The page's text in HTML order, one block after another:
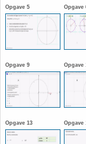
Opgave 5 Opgave
Opgave 9 Opgave
Opgave 13 Opgave
HAVO 5B -
HAVO 5B -
HAVO 5B -
berekeningen
14. Inhoud prisma
15. Lijn door 2
16. Logaritmen
17. Machten
18. Matrices